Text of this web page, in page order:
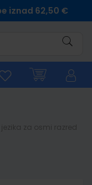
iznad 62,50 €